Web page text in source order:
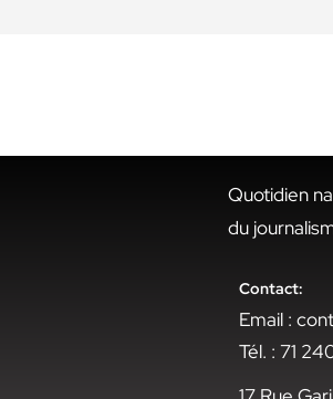
Quotidien
du
Contact:
Email :
Tél. : 71